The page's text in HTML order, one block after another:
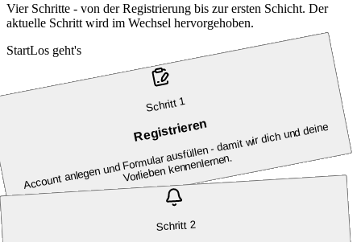
Vier Schritte - von der Registrierung bis zur ersten Schicht. Der
aktuelle Schritt wird im Wechsel hervorgehoben.
StartLos geht's
Schritt1
Registrieren
Account anlegen und For
mular ausfüllen - da
mit wir dich und deine
Vorlieben kennenlernen.
Schritt 2